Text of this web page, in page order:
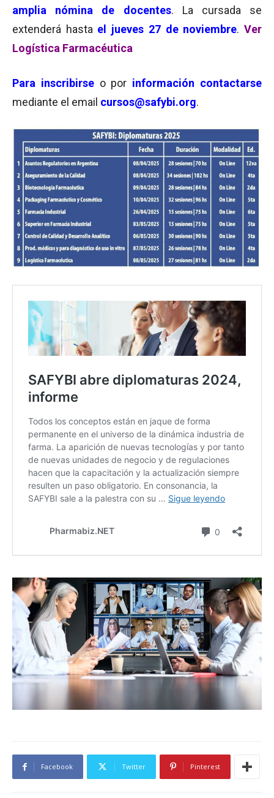
amplia nómina de docentes. La cursada se
extenderá hasta el jueves 27 de noviembre. Ver
Logística Farmacéutica
Para inscribirse o por información contactarse
mediante el email cursos@safybi.org.
Facebook Twitter Pinterest